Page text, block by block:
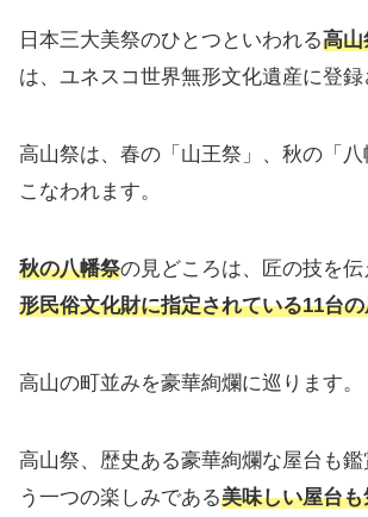
日本三大美祭のひとつといわれる高山
は、ユネスコ世界無形文化遺産に登録
高山祭は、春の「山王祭」、秋の「
こなわれます。
秋の八幡祭の見どころは、匠の技を
形民俗文化財に指定されている11台
高山の町並みを豪華絢爛に巡ります。
高山祭、歴史ある豪華絢爛な屋台も
う一つの楽しみである美味しい屋台